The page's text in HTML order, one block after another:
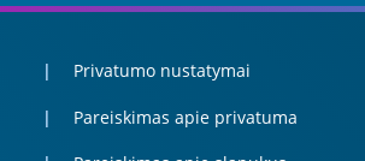
Privatumo nustatymai
Pareiskimas apie privatuma